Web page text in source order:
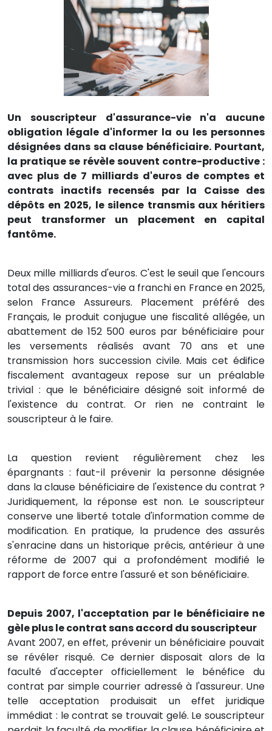
Un souscripteur d'assurance-vie n'a aucune
obligation légale d'informer la ou les personnes
désignées dans sa clause bénéficiaire. Pourtant,
la pratique se révèle souvent contre-productive :
avec plus de 7 milliards d'euros de comptes et
contrats inactifs recensés par la Caisse des
dépôts en 2025, le silence transmis aux héritiers
peut transformer un placement en capital
fantôme.
Deux mille milliards d'euros. C'est le seuil que l'encours
total des assurances-vie a franchi en France en 2025,
selon France Assureurs. Placement préféré des
Français, le produit conjugue une fiscalité allégée, un
abattement de 152 500 euros par bénéficiaire pour
les versements réalisés avant 70 ans et une
transmission hors succession civile. Mais cet édifice
fiscalement avantageux repose sur un préalable
trivial : que le bénéficiaire désigné soit informé de
l'existence du contrat. Or rien ne contraint le
souscripteur à le faire.
La question revient régulièrement chez les
épargnants : faut-il prévenir la personne désignée
dans la clause bénéficiaire de l'existence du contrat ?
Juridiquement, la réponse est non. Le souscripteur
conserve une liberté totale d'information comme de
modification. En pratique, la prudence des assurés
s'enracine dans un historique précis, antérieur à une
réforme de 2007 qui a profondément modifié le
rapport de force entre l'assuré et son bénéficiaire.
Depuis 2007, l'acceptation par le bénéficiaire ne
gèle plus le contrat sans accord du souscripteur
Avant 2007, en effet, prévenir un bénéficiaire pouvait
se révéler risqué. Ce dernier disposait alors de la
faculté d'accepter officiellement le bénéfice du
contrat par simple courrier adressé à l'assureur. Une
telle acceptation produisait un effet juridique
immédiat : le contrat se trouvait gelé. Le souscripteur